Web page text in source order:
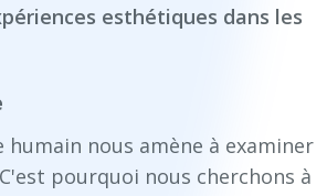
esthétiques dans les
nous amène à examiner
pourquoi nous cherchons à